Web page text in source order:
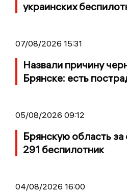
украинских
07/08/2026 15:31
Назвали причину
Брянске: есть
05/08/2026 09:12
Брянскую область за
291 беспилотник
04/08/2026 16:00